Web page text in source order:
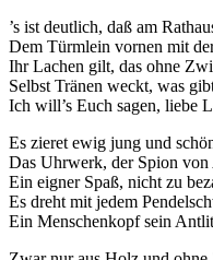
’s ist deutlich, daß am
Dem Türmlein vornen mit
Ihr Lachen gilt, das ohne
Selbst Tränen weckt, was
Ich will’s Euch sagen, liebe
Es zieret ewig jung und
Das Uhrwerk, der Spion von
Ein eigner Spaß, nicht zu
Es dreht mit jedem
Ein Menschenkopf sein